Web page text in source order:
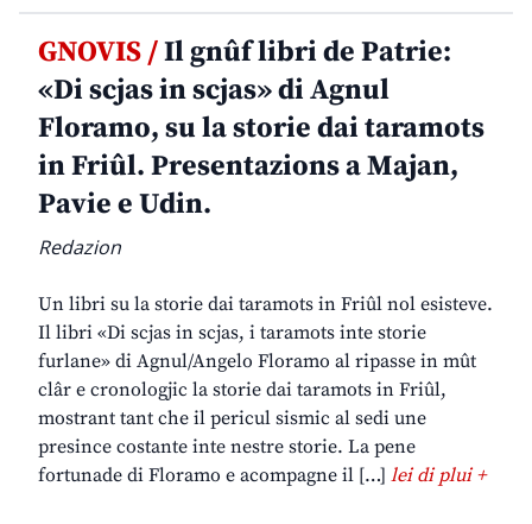
GNOVIS /Il gnûf libri de Patrie:
«Di scjas in scjas» di Agnul
Floramo, su la storie dai taramots
in Friûl. Presentazions a Majan,
Pavie e Udin.
Redazion
Un libri su la storie dai taramots in Friûl nol esisteve.
Il libri «Di scjas in scjas, i taramots inte storie
furlane» di Agnul/Angelo Floramo al ripasse in mût
clâr e cronologjic la storie dai taramots in Friûl,
mostrant tant che il pericul sismic al sedi une
presince costante inte nestre storie. La pene
fortunade di Floramo e acompagne il […] lei di plui +